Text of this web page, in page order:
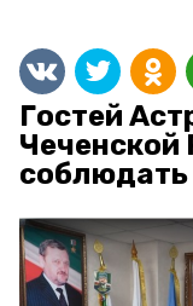
Гостей
Чеченской
соблюдать